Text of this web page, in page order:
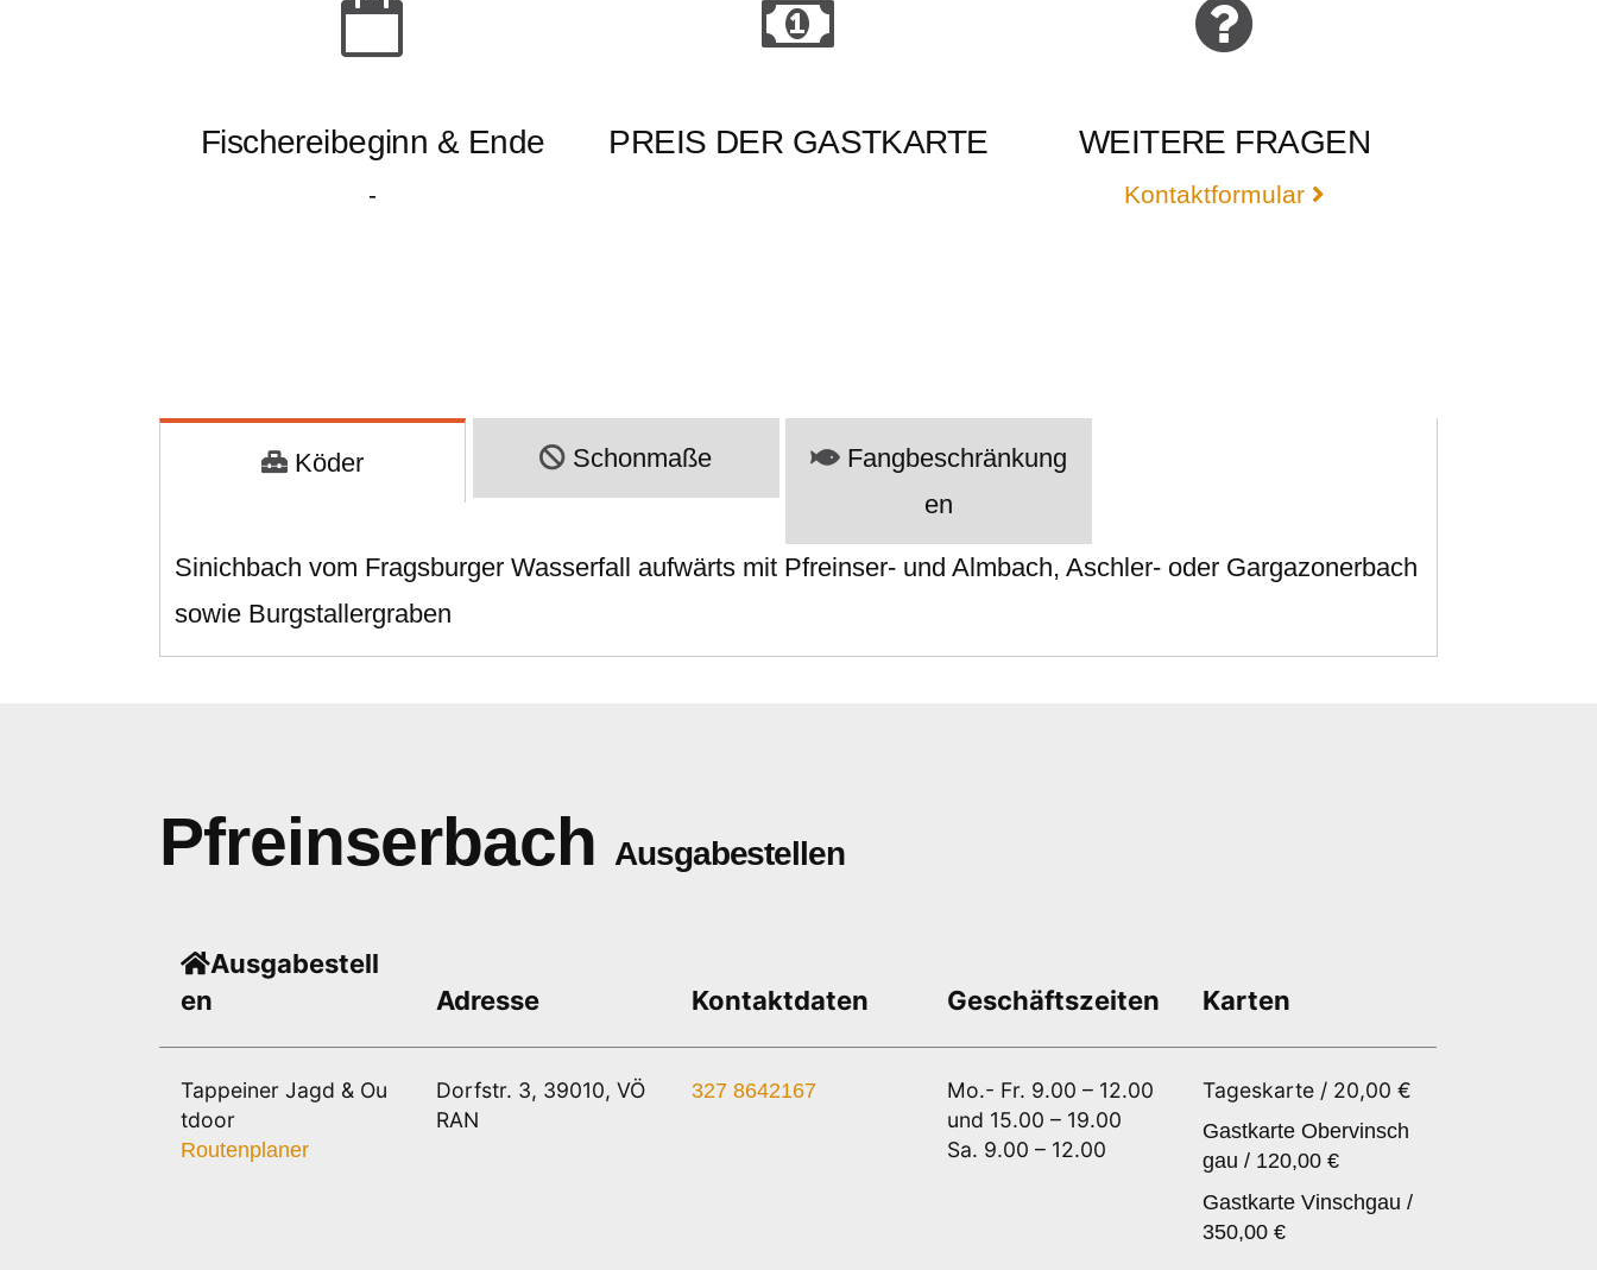
Fischereibeginn & Ende
-
PREIS DER GASTKARTE WEITERE FRAGEN
Kontaktformular
Köder Schonmaße
Fangbeschränkung
en
Sinichbach vom Fragsburger Wasserfall aufwärts mit Pfreinser- und Almbach, Aschler- oder Gargazonerbach
sowie Burgstallergraben
Pfreinserbach Ausgabestellen
Ausgabestell
en
Adresse Kontaktdaten Geschäftszeiten Karten
Tappeiner Jagd & Ou
tdoor
Routenplaner
Dorfstr. 3, 39010, VÖ
RAN
327 8642167
Mo.- Fr. 9.00 – 12.00
und 15.00 – 19.00
Sa. 9.00 – 12.00
Tageskarte / 20,00 €
Gastkarte Obervinsch
gau / 120,00 €
Gastkarte Vinschgau /
350,00 €